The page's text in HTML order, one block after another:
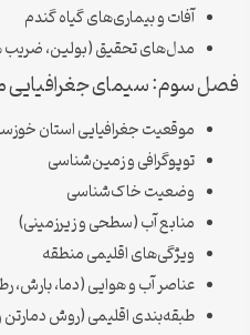
آفات و بیماری‌های گیاه گندم
مدل‌های تحقیق (بولین،
فصل سوم: سیمای جغرافیایی
موقعیت جغرافیایی استان
توپوگرافی و زمین‌شناسی
وضعیت خاک‌شناسی
منابع آب (سطحی و زیرزمینی)
ویژگی‌های اقلیمی منطقه
عناصر آب و هوایی (دما، بارش،
طبقه‌بندی اقلیمی (روش دمارتن